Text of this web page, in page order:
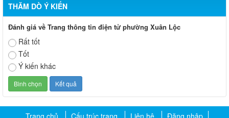
THĂM DÒ Ý KIẾN
Đánh giá về Trang thông tin điện tử phường Xuân Lộc
Rất tốt
Tốt
Ý kiến khác
Trang chủ Cấu trúc trang Liên hệ Đăng nhập